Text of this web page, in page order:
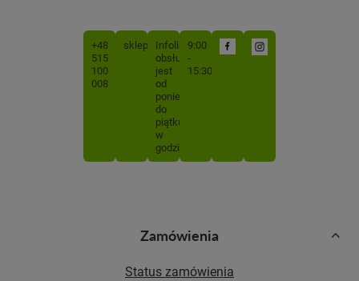
Zamówienia
Status zamówienia
+48
515
100
008
sklep@mojabutelka.pl
Infolinia
obsługiwana
jest
od
poniedziałku
do
piątku
w
godzinach
9:00
-
15:30